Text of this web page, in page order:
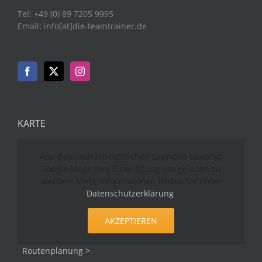
Tel: +49 (0) 89 7205 9995
Email: info[at]die-teamtrainer.de
KARTE
Datenschutzerklärung.
AKZEPTIEREN
Routenplanung >